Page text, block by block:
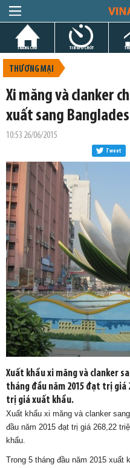
TRANG CHỦ TIN GIỜ CHÓT
THƯƠNG MẠI
Xi măng và clanker
xuất sang
10:53 26/06/2015
Tweet
Xuất khẩu xi măng và clanker
tháng đầu năm 2015 đạt trị giá
trị giá xuất khẩu.
Xuất khẩu xi măng và clanker
đầu năm 2015 đạt trị giá 268,22
khẩu.
Trong 5 tháng đầu năm 2015 xuất